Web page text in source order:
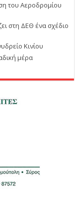
του Αεροδρομίου
στη ΔΕΘ ένα σχέδιο
Κινίου
μέρα